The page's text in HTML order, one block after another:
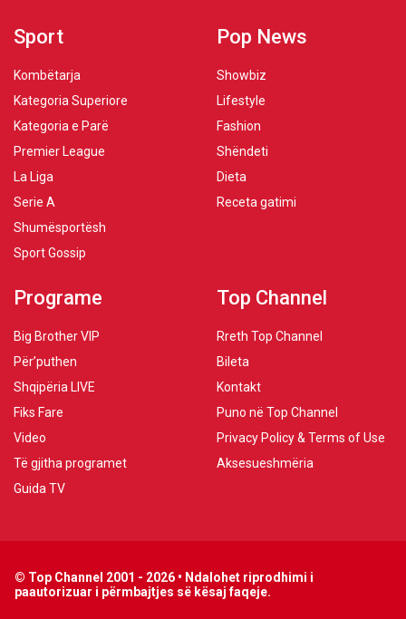
Sport
Kombëtarja
Kategoria Superiore
Kategoria e Parë
Premier League
La Liga
Serie A
Shumësportësh
Sport Gossip
Pop News
Showbiz
Lifestyle
Fashion
Shëndeti
Dieta
Receta gatimi
Programe
Big Brother VIP
Për’puthen
Shqipëria LIVE
Fiks Fare
Video
Të gjitha programet
Guida TV
Top Channel
Rreth Top Channel
Bileta
Kontakt
Puno në Top Channel
Privacy Policy & Terms of Use
Aksesueshmëria
© Top Channel 2001 - 2026 • Ndalohet riprodhimi i
paautorizuar i përmbajtjes së kësaj faqeje.